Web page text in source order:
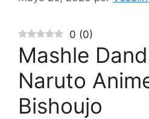
0 (0)
Mashle
Naruto
Bishoujo